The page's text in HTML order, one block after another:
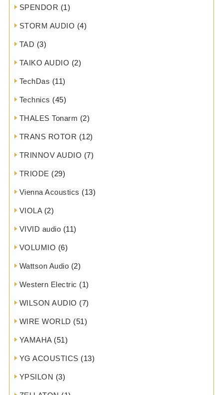
SPENDOR (1)
STORM AUDIO (4)
TAD (3)
TAIKO AUDIO (2)
TechDas (11)
Technics (45)
THALES Tonarm (2)
TRANS ROTOR (12)
TRINNOV AUDIO (7)
TRIODE (29)
Vienna Acoustics (13)
VIOLA(2)
VIVID audio (11)
VOLUMIO (6)
Wattson Audio (2)
Western Electric (1)
WILSON AUDIO (7)
WIRE WORLD (51)
YAMAHA(51)
YG ACOUSTICS (13)
YPSILON (3)